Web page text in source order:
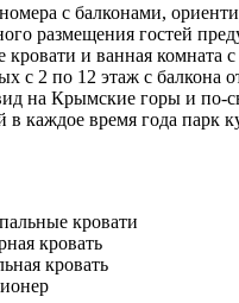
с балконами,
размещения гостей
кровати и ванная комната
с 2 по 12 этаж с балкона
на Крымские горы и по-
в каждое время года парк
кровати
кровать
кровать